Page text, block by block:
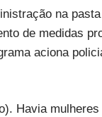
na
de medidas
aciona
Havia